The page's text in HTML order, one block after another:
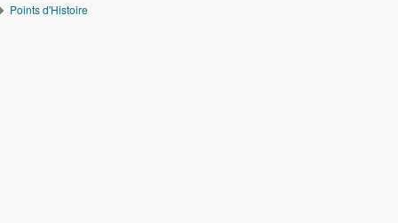
Points d'Histoire